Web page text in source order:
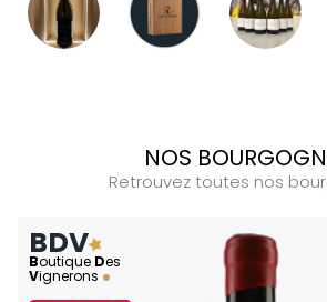
NOS
Retrouvez toutes nos
BDV
Boutique Des
Vignerons